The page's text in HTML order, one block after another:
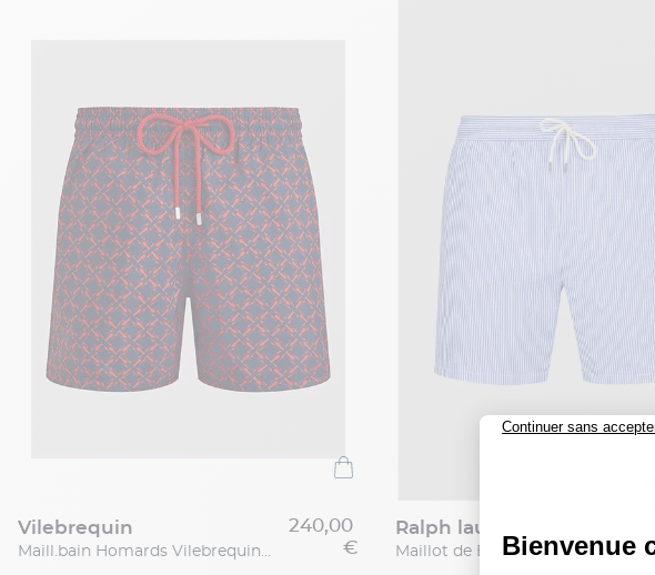
vilebrequin
Maill.bain Homards Vilebrequin Grande Taille
240,00
€
ralph lauren
Maillot de Bain Seersucker Grande Taille Bleu et Blanc